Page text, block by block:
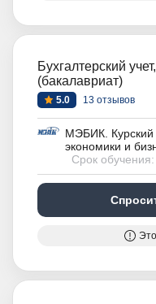
Бухгалтерский
(бакалавриат)
5.0 13 отзывов
МЭБИК. Курский
экономики и
Срок